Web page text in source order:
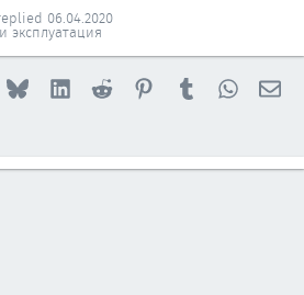
эксплуатация
06.04.2020
BlueskyLinkedInReddit PinterestTumblr